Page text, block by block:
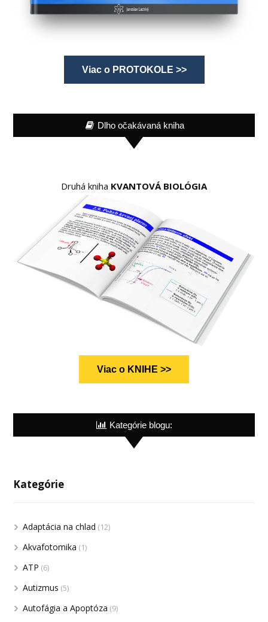
Viac o PROTOKOLE >>
Dlho očakávaná kniha
Druhá kniha KVANTOVÁ BIOLÓGIA
Viac o KNIHE >>
Kategórie blogu:
Kategórie
Adaptácia na chlad (12)
Akvafotomika (1)
ATP (6)
Autizmus (5)
Autofágia a Apoptóza (9)